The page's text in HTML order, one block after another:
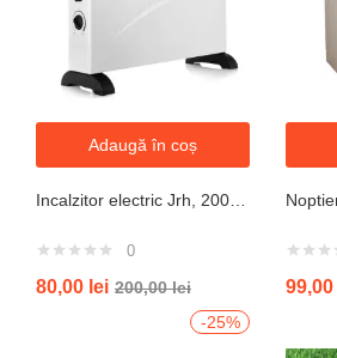
Adaugă în coș
0
80,00 lei 200,00lei 99,00
-25%